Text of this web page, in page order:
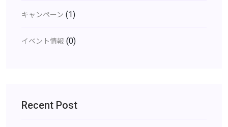
キャンペーン (1)
イベント情報 (0)
Recent Post